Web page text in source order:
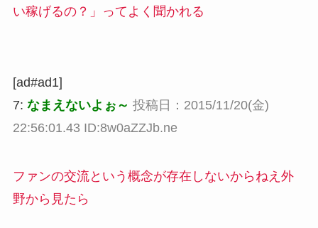
い稼げるの？」ってよく聞かれる
[ad#ad1]
7: なまえないよぉ～ 投稿日：2015/11/20(金)
22:56:01.43 ID:8w0aZZJb.ne
ファンの交流という概念が存在しないからねえ外
野から見たら